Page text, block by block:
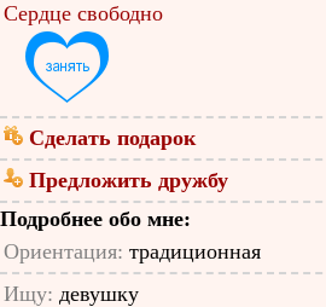
Сердце свободно
Сделать подарок
Предложить дружбу
Подробнее обо мне:
Ориентация: традиционная
Ищу: девушку